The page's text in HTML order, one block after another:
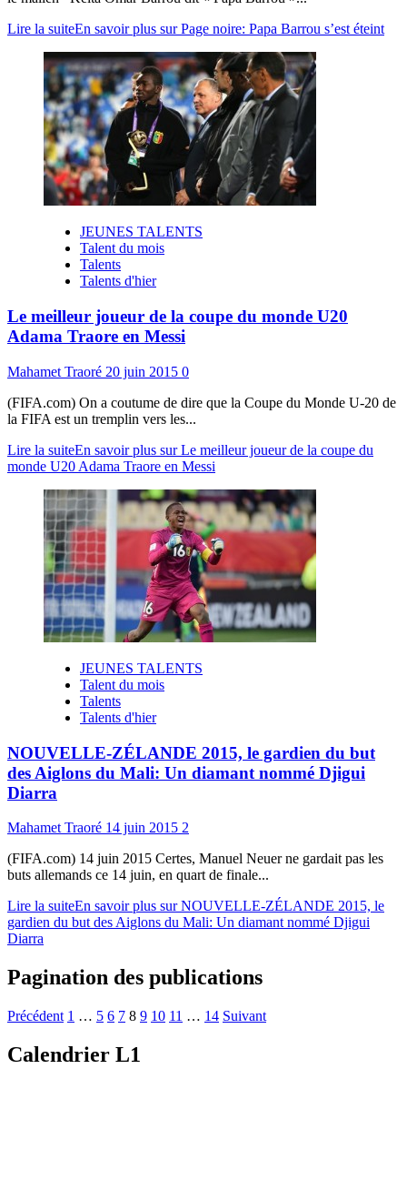
Lire la suiteEn savoir plus sur Page noire: Papa Barrou s’est éteint
JEUNES TALENTS
Talent du mois
Talents
Talents d'hier
Le meilleur joueur de la coupe du monde U20
Adama Traore en Messi
Mahamet Traoré 20 juin 2015 0
(FIFA.com) On a coutume de dire que la Coupe du Monde U-20 de
la FIFA est un tremplin vers les...
Lire la suiteEn savoir plus sur Le meilleur joueur de la coupe du
monde U20 Adama Traore en Messi
JEUNES TALENTS
Talent du mois
Talents
Talents d'hier
NOUVELLE-ZÉLANDE 2015, le gardien du but
des Aiglons du Mali: Un diamant nommé Djigui
Diarra
Mahamet Traoré 14 juin 2015 2
(FIFA.com) 14 juin 2015 Certes, Manuel Neuer ne gardait pas les
buts allemands ce 14 juin, en quart de finale...
Lire la suiteEn savoir plus sur NOUVELLE-ZÉLANDE 2015, le
gardien du but des Aiglons du Mali: Un diamant nommé Djigui
Diarra
Pagination des publications
Précédent 1 … 5 6 7 8 9 10 11 … 14 Suivant
Calendrier L1